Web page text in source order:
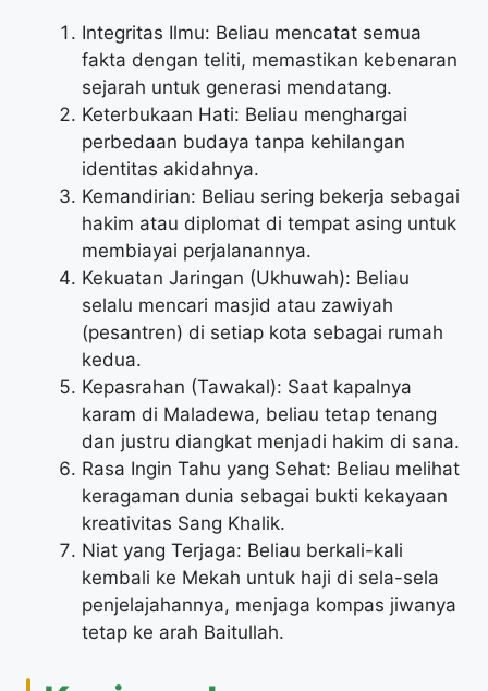
Integritas Ilmu: Beliau mencatat semua
fakta dengan teliti, memastikan kebenaran
sejarah untuk generasi mendatang.
Keterbukaan Hati: Beliau menghargai
perbedaan budaya tanpa kehilangan
identitas akidahnya.
Kemandirian: Beliau sering bekerja sebagai
hakim atau diplomat di tempat asing untuk
membiayai perjalanannya.
Kekuatan Jaringan (Ukhuwah): Beliau
selalu mencari masjid atau zawiyah
(pesantren) di setiap kota sebagai rumah
kedua.
Kepasrahan (Tawakal): Saat kapalnya
karam di Maladewa, beliau tetap tenang
dan justru diangkat menjadi hakim di sana.
Rasa Ingin Tahu yang Sehat: Beliau melihat
keragaman dunia sebagai bukti kekayaan
kreativitas Sang Khalik.
Niat yang Terjaga: Beliau berkali-kali
kembali ke Mekah untuk haji di sela-sela
penjelajahannya, menjaga kompas jiwanya
tetap ke arah Baitullah.